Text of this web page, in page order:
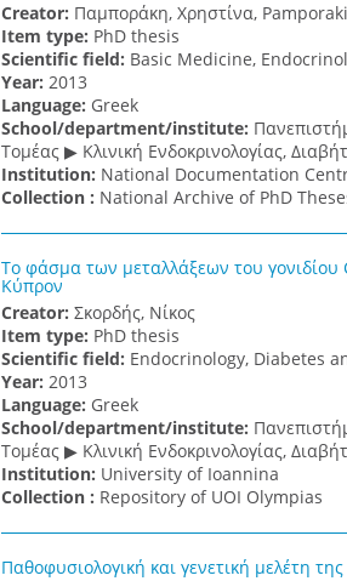
Creator: Παμποράκη, Χρηστίνα,
Item type: PhD thesis
Scientific field: Basic Medicine,
Υear: 2013
Language: Greek
School/department/institute:
Τομέας ▶ Κλινική Ενδοκρινολογίας,
Institution: National Documentation
Collection : National Archive of PhD
Το φάσμα των μεταλλάξεων του γονιδίου
Κύπρον
Creator: Σκορδής, Νίκος
Item type: PhD thesis
Scientific field: Endocrinology, Diabetes
Υear: 2013
Language: Greek
School/department/institute:
Τομέας ▶ Κλινική Ενδοκρινολογίας,
Institution: University of Ioannina
Collection : Repository of UOI Olympias
Παθοφυσιολογική και γενετική μελέτη